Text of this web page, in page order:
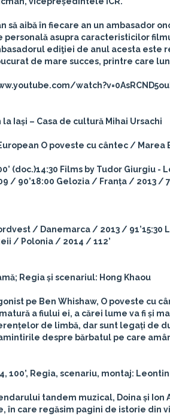
să aibă în fiecare an un ambasador
asupra caracteristicilor
ediţiei de anul acesta este
de mare succes, printre care
Iași – Casa de cultură Mihai Ursachi
O poveste cu cântec / Marea
(doc.)14:30 Films by Tudor Giurgiu -
/ 90’18:00 Gelozia / Franța / 2013 /
/ Danemarca / 2013 / 91’15:30
/ Polonia / 2014 / 112’
Regia și scenariul: Hong Khaou
pe Ben Whishaw, O poveste cu
a fiului ei, a cărei lume va fi și
de limbă, dar sunt legați de
despre bărbatul pe care
100’, Regia, scenariu, montaj:
tandem muzical, Doina și Ion
care regăsim pagini de istorie din